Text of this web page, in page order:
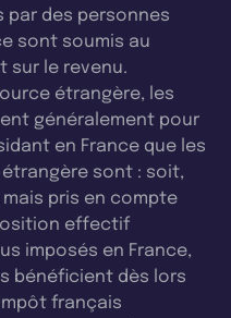
par des personnes
sont soumis au
sur le revenu.
étrangère, les
généralement pour
en France que les
sont : soit,
mais pris en compte
effectif
imposés en France,
bénéficient dès lors
français